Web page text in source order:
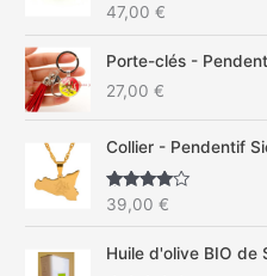
Note5.00
sur 5
47,00€
Porte-clés -
27,00€
Collier - Pendentif
Note4.67
sur 5
39,00€
Huile d'olive BIO de